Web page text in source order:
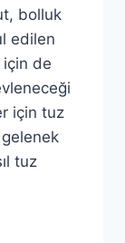
bolluk
edilen
için de
için tuz
tuz